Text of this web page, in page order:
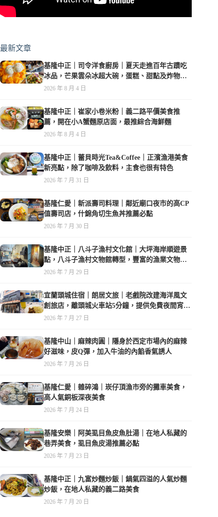
最新文章
基隆中正｜司令洋食廚房｜夏天走進百年古蹟吃
冰品，芒果雲朵冰超大碗，蛋糕、甜點及炸物都
在水準之上
2026 年 8 月 4 日
基隆中正｜崔家小卷米粉｜義二路平價美食推
薦，開在小A蟹麵原店面，最推綜合海鮮麵
2026 年 8 月 4 日
基隆中正｜蕾貝時光Tea&Coffee｜正濱漁港美食
新亮點，除了咖啡及飲料，主食也很有特色
2026 年 7 月 31 日
基隆仁愛｜新派壽司料理｜鄰近廟口夜市的高CP
值壽司店，什錦角切生魚丼推薦必點
2026 年 7 月 30 日
基隆中正｜八斗子漁村文化館｜大坪海岸順遊景
點，八斗子漁村文物館轉型，豐富的漁業文物，
值得走訪
2026 年 7 月 29 日
宜蘭頭城住宿｜朗居文旅｜老戲院改建海洋風文
創旅店，離頭城火車站5分鐘，提供免費夜間宵
夜，親子遊戲空間
2026 年 7 月 27 日
基隆中山｜麻辣肉圓｜隱身於西定市場內的麻辣
好滋味，皮Q彈，加入牛油的內餡香氣誘人
2026 年 7 月 26 日
基隆仁愛｜雜碎鴻｜崁仔頂漁市旁的攤車美食，
高人氣銅板深夜美食
2026 年 7 月 24 日
基隆安樂｜阿美虱目魚皮魚肚湯｜在地人私藏的
巷弄美食，虱目魚皮湯推薦必點
2026 年 7 月 23 日
基隆中正｜九富炒麵炒飯｜鍋氣四溢的人氣炒麵
炒飯，在地人私藏的義二路美食
2026 年 7 月 20 日